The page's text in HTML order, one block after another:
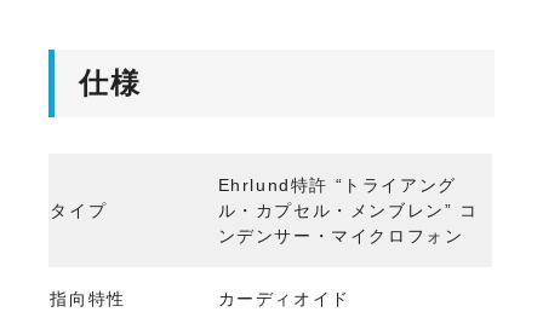
仕様
タイプ
Ehrlund特許 “トライアング
ル・カプセル・メンブレン” コ
ンデンサー・マイクロフォン
指向特性 カーディオイド